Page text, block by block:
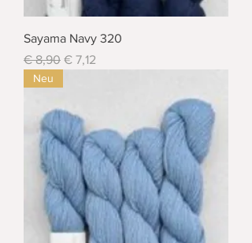
Sayama Navy 320
Standardpreis
€ 8,90 Sale-Preis
€ 7,12
Neu